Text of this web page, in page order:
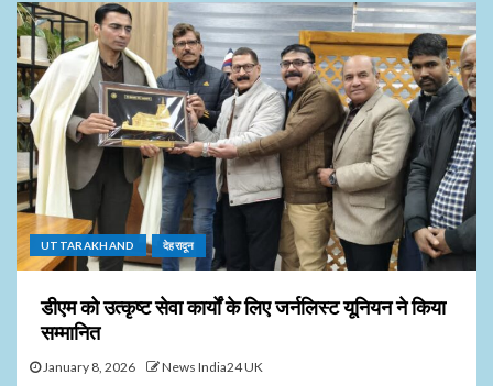
UTTARAKHAND देहरादून
डीएम को उत्कृष्ट सेवा कार्यों के लिए जर्नलिस्ट यूनियन ने किया
सम्मानित
January 8, 2026 News India24 UK